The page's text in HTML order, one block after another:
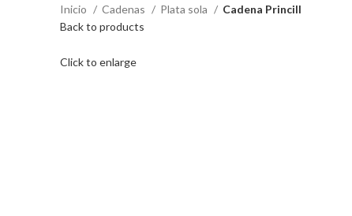
Inicio Cadenas Plata sola
Cadena Princill
Back to products
Click to enlarge